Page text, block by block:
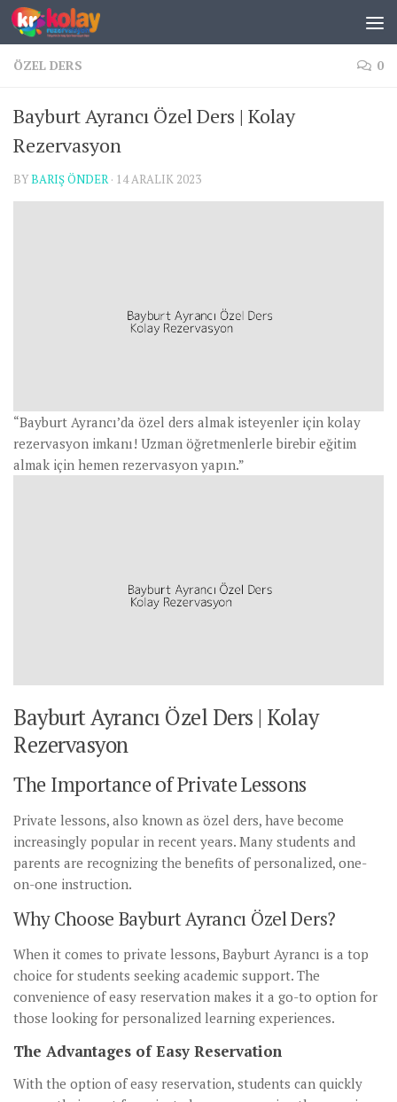
Skip to content
ÖZEL DERS 0
Bayburt Ayrancı Özel Ders | Kolay
Rezervasyon
BYBARIŞ ÖNDER · 14 ARALIK 2023
“Bayburt Ayrancı’da özel ders almak isteyenler için kolay
rezervasyon imkanı! Uzman öğretmenlerle birebir eğitim
almak için hemen rezervasyon yapın.”
Bayburt Ayrancı Özel Ders | Kolay
Rezervasyon
The Importance of Private Lessons
Private lessons, also known as özel ders, have become
increasingly popular in recent years. Many students and
parents are recognizing the benefits of personalized, one-
on-one instruction.
Why Choose Bayburt Ayrancı Özel Ders?
When it comes to private lessons, Bayburt Ayrancı is a top
choice for students seeking academic support. The
convenience of easy reservation makes it a go-to option for
those looking for personalized learning experiences.
The Advantages of Easy Reservation
With the option of easy reservation, students can quickly